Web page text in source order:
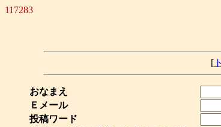
117283
[
おなまえ
Ｅメール
投稿ワード